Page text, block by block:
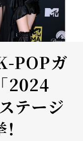
POPガ
2024
テージ